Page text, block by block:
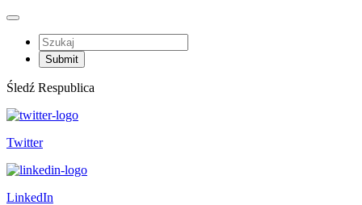
Śledź Respublica
Twitter
LinkedIn